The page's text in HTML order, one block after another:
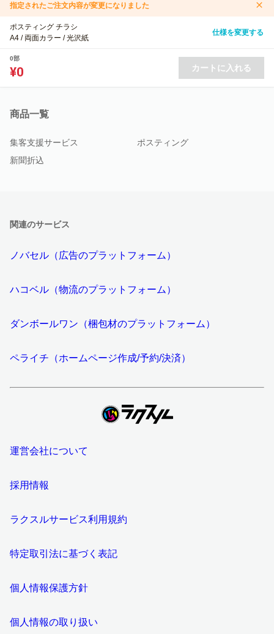
指定されたご注文内容が変更になりました
ポスティング チラシ
A4 / 両面カラー / 光沢紙
仕様を変更する
0部
¥0 カートに入れる
商品一覧
集客支援サービス
ポスティング
新聞折込
関連のサービス
ノバセル（広告のプラットフォーム）
ハコベル（物流のプラットフォーム）
ダンボールワン（梱包材のプラットフォーム）
ペライチ（ホームページ作成/予約/決済）
運営会社について
採用情報
ラクスルサービス利用規約
特定取引法に基づく表記
個人情報保護方針
個人情報の取り扱い